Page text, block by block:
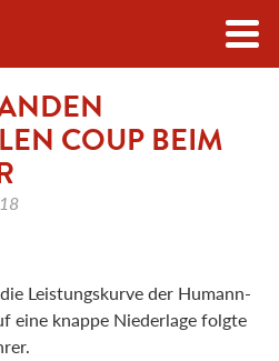
COUP BEIM
Leistungskurve der Humann-
eine knappe Niederlage folgte